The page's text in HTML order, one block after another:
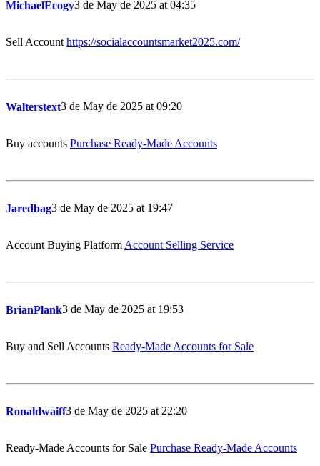
MichaelEcogy3 de May de 2025 at 04:35
Sell Account https://socialaccountsmarket2025.com/
Walterstext3 de May de 2025 at 09:20
Buy accounts Purchase Ready-Made Accounts
Jaredbag3 de May de 2025 at 19:47
Account Buying Platform Account Selling Service
BrianPlank3 de May de 2025 at 19:53
Buy and Sell Accounts Ready-Made Accounts for Sale
Ronaldwaiff3 de May de 2025 at 22:20
Ready-Made Accounts for Sale Purchase Ready-Made Accounts